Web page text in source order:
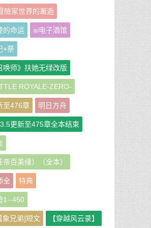
險家世界的邂逅
的命运 ai电子酒馆
+祭
唤师》扶她无绿改版
ROYALE-ZERO-
至476章 明日方舟
更新至475章全本结束
百美缘）（全本）
全 特典
1--450
象兄弟]短文 【穿越风云录】